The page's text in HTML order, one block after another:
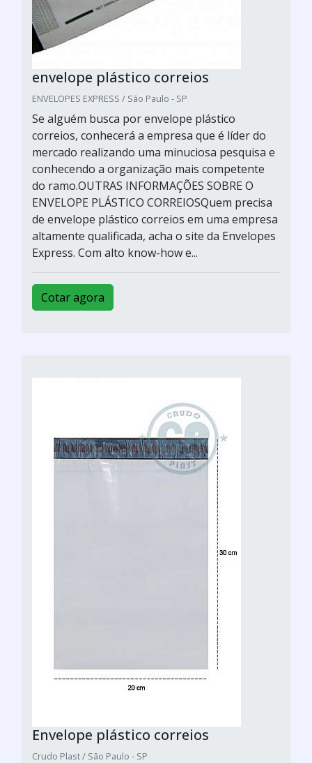
envelope plástico correios
ENVELOPES EXPRESS / São Paulo - SP
Se alguém busca por envelope plástico
correios, conhecerá a empresa que é líder do
mercado realizando uma minuciosa pesquisa e
conhecendo a organização mais competente
do ramo.OUTRAS INFORMAÇÕES SOBRE O
ENVELOPE PLÁSTICO CORREIOSQuem precisa
de envelope plástico correios em uma empresa
altamente qualificada, acha o site da Envelopes
Express. Com alto know-how e...
Cotar agora
Envelope plástico correios
Crudo Plast / São Paulo - SP